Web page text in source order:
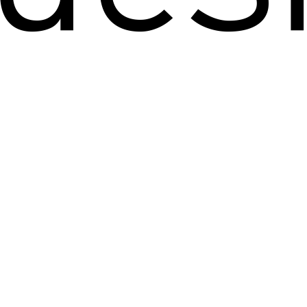
envelopar móveis,